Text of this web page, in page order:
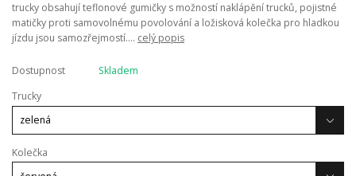
trucky obsahují teflonové gumičky s možností naklápění trucků, pojistné
matičky proti samovolnému povolování a ložisková kolečka pro hladkou
jízdu jsou samozřejmostí.... celý popis
Dostupnost
Skladem
Trucky
Kolečka